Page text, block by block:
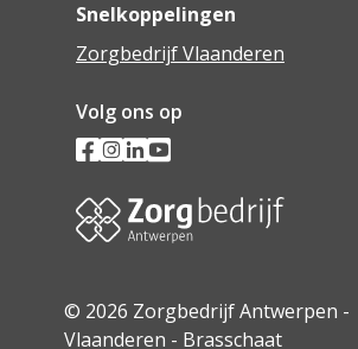
Snelkoppelingen
Zorgbedrijf Vlaanderen
Volg ons op
© 2026 Zorgbedrijf Antwerpen -
Vlaanderen - Brasschaat